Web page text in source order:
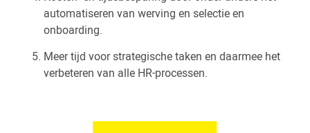
automatiseren van werving en selectie en
onboarding.
Meer tijd voor strategische taken en daarmee het
verbeteren van alle HR-processen.